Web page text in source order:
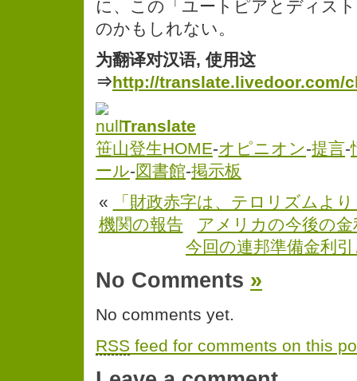
に、この「ユートピアとディス
のかもしれない。
为翻译对汉语, 使用这
⇒http://translate.livedoor.com/
Translate
笹山登生HOME-オピニオン-提言-
ール-図書館-掲示板
«
「財政赤字は、テロリズムよ
機関の報告
アメリカの今後の
今回の連邦準備金利
No Comments »
No comments yet.
RSS feed for comments on this